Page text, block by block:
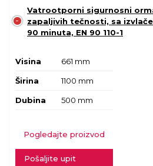
Vatrootporni sigurnosni
zapaljivih tečnosti, sa
90 minuta, EN 90 110-1
Visina 661 mm
Širina 1100 mm
Dubina 500 mm
Pogledajte proizvod
Pošaljite upit